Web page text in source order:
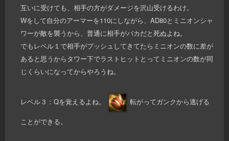
互いに受けても、相手の方がダメージを沢山受けるわけ。
Wをして自分のアーマーを110にしながら、AD80とミニオンシャ
ワーが敵を襲うから、普通に相手がバカだと死ぬよね。
でもレベル１で相手がプッシュしてきてたらミニオンの数に差が
あると思うからタワー下でラストヒットとってミニオンの数が同
じくらいになってからやろうね。
レベル３：Qを覚えるよね。 転がってガンクから逃げる
ことができる。